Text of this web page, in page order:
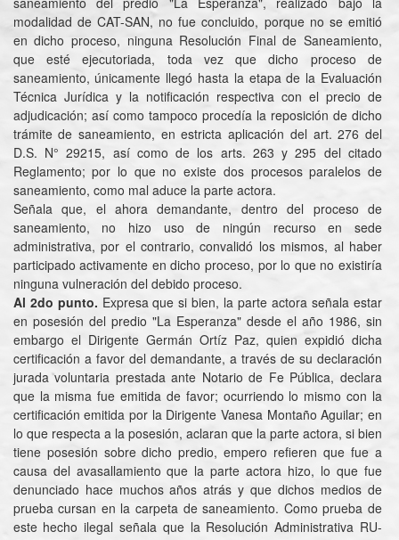
modalidad de CAT-SAN, no fue concluido, porque no se emitió
en dicho proceso, ninguna Resolución Final de Saneamiento,
que esté ejecutoriada, toda vez que dicho proceso de
saneamiento, únicamente llegó hasta la etapa de la Evaluación
Técnica Jurídica y la notificación respectiva con el precio de
adjudicación; así como tampoco procedía la reposición de dicho
trámite de saneamiento, en estricta aplicación del art. 276 del
D.S. N° 29215, así como de los arts. 263 y 295 del citado
Reglamento; por lo que no existe dos procesos paralelos de
saneamiento, como mal aduce la parte actora.
Señala que, el ahora demandante, dentro del proceso de
saneamiento, no hizo uso de ningún recurso en sede
administrativa, por el contrario, convalidó los mismos, al haber
participado activamente en dicho proceso, por lo que no existiría
ninguna vulneración del debido proceso.
Al 2do punto. Expresa que si bien, la parte actora señala estar
en posesión del predio "La Esperanza" desde el año 1986, sin
embargo el Dirigente Germán Ortíz Paz, quien expidió dicha
certificación a favor del demandante, a través de su declaración
jurada voluntaria prestada ante Notario de Fe Pública, declara
que la misma fue emitida de favor; ocurriendo lo mismo con la
certificación emitida por la Dirigente Vanesa Montaño Aguilar; en
lo que respecta a la posesión, aclaran que la parte actora, si bien
tiene posesión sobre dicho predio, empero refieren que fue a
causa del avasallamiento que la parte actora hizo, lo que fue
denunciado hace muchos años atrás y que dichos medios de
prueba cursan en la carpeta de saneamiento. Como prueba de
este hecho ilegal señala que la Resolución Administrativa RU-